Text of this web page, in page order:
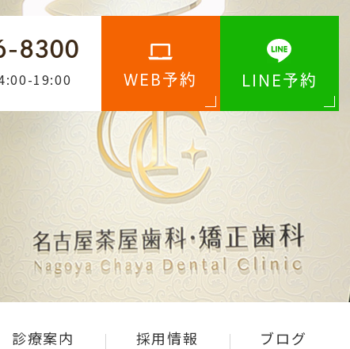
8300
19:00 WEB予約 LINE予約
診療案内 採用情報 ブログ